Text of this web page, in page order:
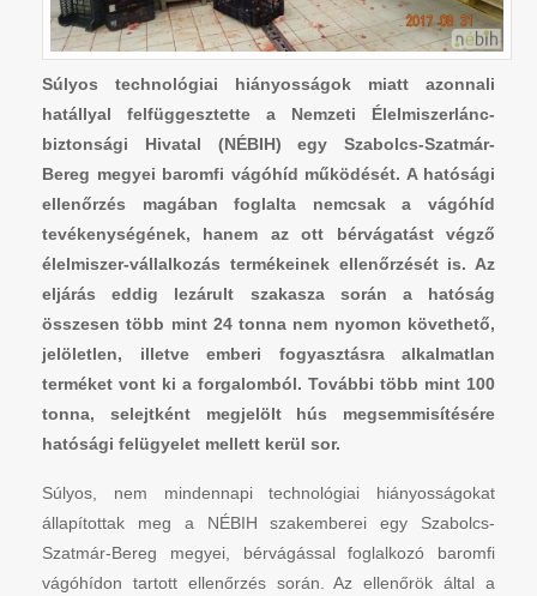
Súlyos technológiai hiányosságok miatt azonnali
hatállyal felfüggesztette a Nemzeti Élelmiszerlánc-
biztonsági Hivatal (NÉBIH) egy Szabolcs-Szatmár-
Bereg megyei baromfi vágóhíd működését. A hatósági
ellenőrzés magában foglalta nemcsak a vágóhíd
tevékenységének, hanem az ott bérvágatást végző
élelmiszer-vállalkozás termékeinek ellenőrzését is. Az
eljárás eddig lezárult szakasza során a hatóság
összesen több mint 24 tonna nem nyomon követhető,
jelöletlen, illetve emberi fogyasztásra alkalmatlan
terméket vont ki a forgalomból. További több mint 100
tonna, selejtként megjelölt hús megsemmisítésére
hatósági felügyelet mellett kerül sor.
Súlyos, nem mindennapi technológiai hiányosságokat
állapítottak meg a NÉBIH szakemberei egy Szabolcs-
Szatmár-Bereg megyei, bérvágással foglalkozó baromfi
vágóhídon tartott ellenőrzés során. Az ellenőrök által a